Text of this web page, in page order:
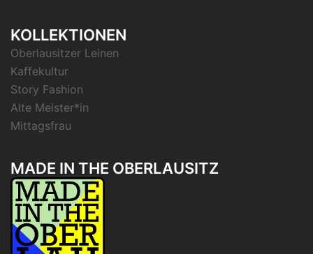
KOLLEKTIONEN
Oberlausitzer Leinen
Kaffekultur
Story Fashion
Alte Meister*in
Mittagsfrau
MADE IN THE OBERLAUSITZ